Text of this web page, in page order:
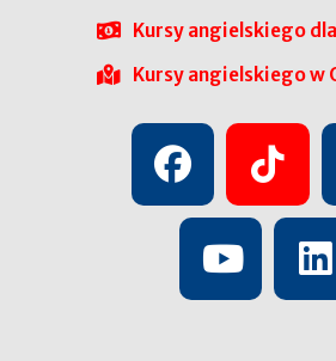
Kursy angielskiego
Kursy angielskiego w